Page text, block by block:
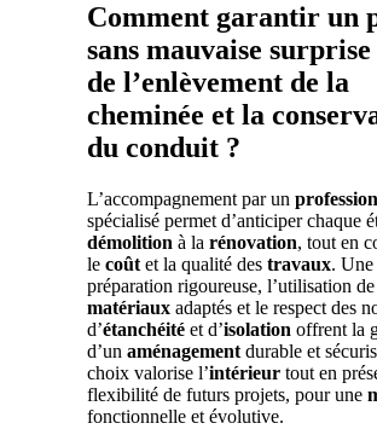
Comment garantir un
sans mauvaise
de l’enlèvement de la
cheminée et la
du conduit ?
L’accompagnement par un
spécialisé permet d’anticiper chaque
démolition à la rénovation, tout en
le coût et la qualité des travaux. Une
préparation rigoureuse, l’utilisation de
matériaux adaptés et le respect des
d’étanchéité et d’isolation offrent la
d’un aménagement durable et
choix valorise l’intérieur tout en
flexibilité de futurs projets, pour une
fonctionnelle et évolutive.